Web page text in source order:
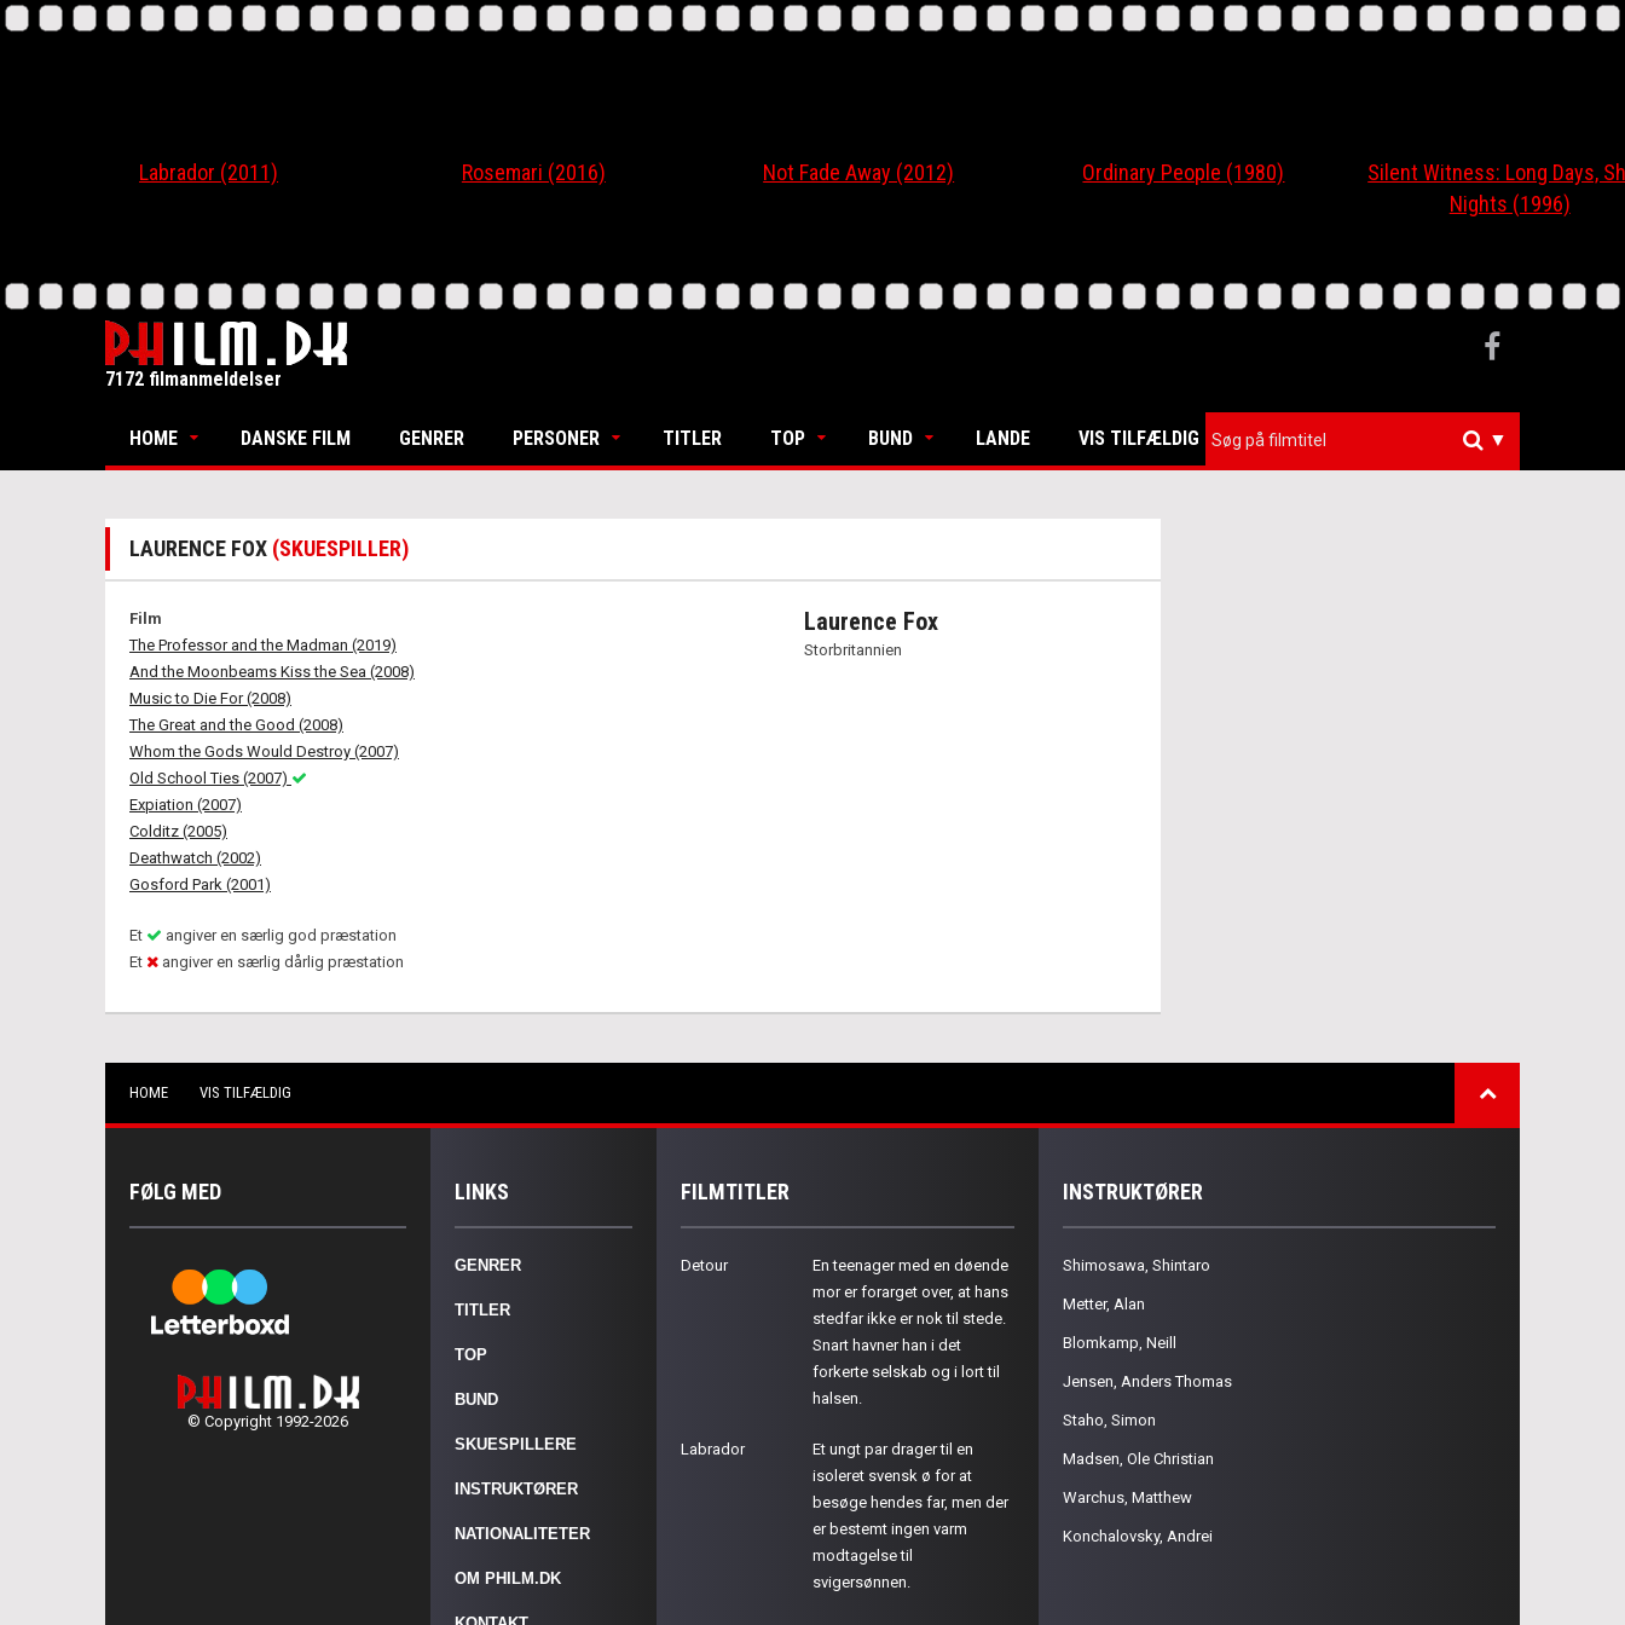
Labrador (2011) Rosemari (2016) Not Fade Away (2012) Ordinary People (1980)
Silent Witness: Long Days, Short
Nights (1996)
7172 filmanmeldelser
HOME DANSKE FILM GENRER PERSONER TITLER TOP BUND LANDE VIS TILFÆLDIG ▼
LAURENCE FOX (SKUESPILLER)
Laurence Fox
Storbritannien
Film
The Professor and the Madman (2019)
And the Moonbeams Kiss the Sea (2008)
Music to Die For (2008)
The Great and the Good (2008)
Whom the Gods Would Destroy (2007)
Old School Ties (2007)
Expiation (2007)
Colditz (2005)
Deathwatch (2002)
Gosford Park (2001)
Et
angiver en særlig god præstation
Et
angiver en særlig dårlig præstation
HOME VIS TILFÆLDIG
FØLG MED
© Copyright 1992-2026
LINKS
GENRER
TITLER
TOP
BUND
SKUESPILLERE
INSTRUKTØRER
NATIONALITETER
OM PHILM.DK
FILMTITLER
Detour
En teenager med en døende
mor er forarget over, at hans
stedfar ikke er nok til stede.
Snart havner han i det
forkerte selskab og i lort til
halsen.
Labrador
Et ungt par drager til en
isoleret svensk ø for at
besøge hendes far, men der
er bestemt ingen varm
modtagelse til
svigersønnen.
INSTRUKTØRER
Shimosawa, Shintaro
Metter, Alan
Blomkamp, Neill
Jensen, Anders Thomas
Staho, Simon
Madsen, Ole Christian
Warchus, Matthew
Konchalovsky, Andrei